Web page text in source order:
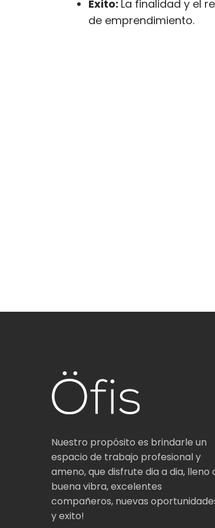
Éxito: La finalidad y el
de emprendimiento.
Nuestro propósito es brindarle un
espacio de trabajo profesional y
ameno, que disfrute dia a dia, lleno
buena vibra, excelentes
compañeros, nuevas
y exito!